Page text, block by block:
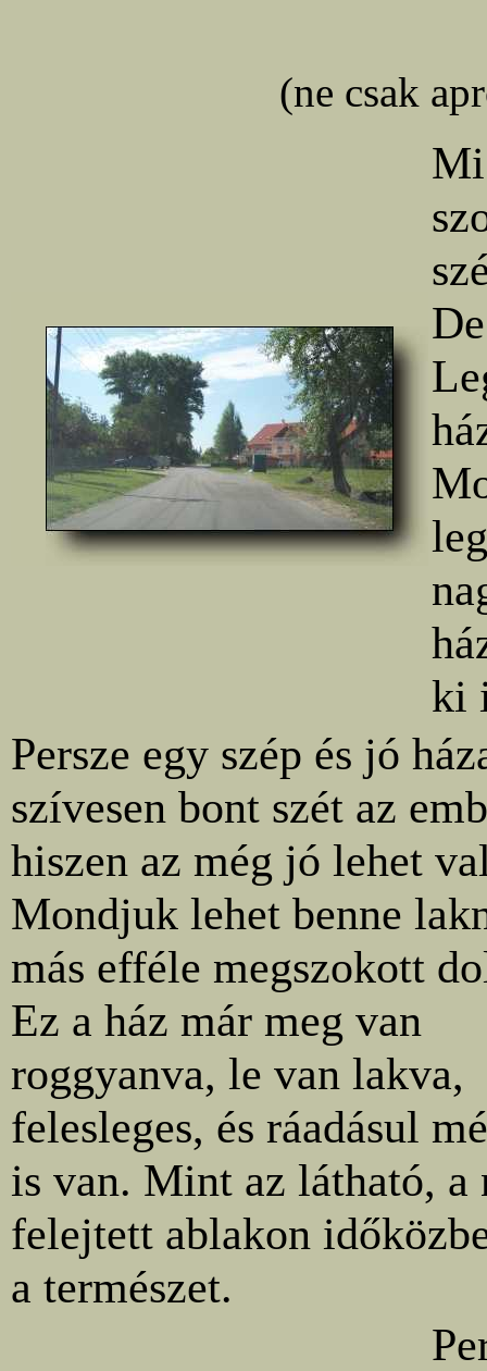
(ne csak
ki
Persze egy szép és jó
szívesen bont szét az
hiszen az még jó lehet
Mondjuk lehet benne
más efféle megszokott
Ez a ház már meg van
roggyanva, le van lakva,
felesleges, és ráadásul
is van. Mint az látható, a
felejtett ablakon
a természet.